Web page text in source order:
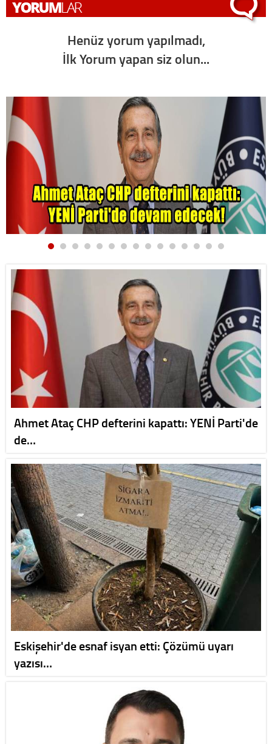
Henüz yorum yapılmadı,
İlk Yorum yapan siz olun...
Ahmet Ataç CHP defterini kapattı: YENİ Parti'de
de…
Eskişehir'de esnaf isyan etti: Çözümü uyarı
yazısı…